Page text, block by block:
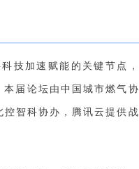
技加速赋能的关键节点，
届论坛由中国城市燃气协
智科协办，腾讯云提供战